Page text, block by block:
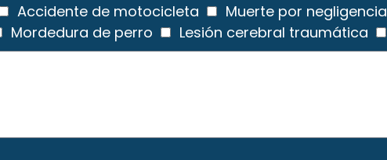
Accidente de motocicleta Muerte por negligencia
Mordedura de perro Lesión cerebral traumática